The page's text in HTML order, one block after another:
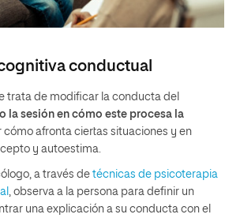
conductual
trata de modificar la conducta del
la sesión en cómo este procesa la
cómo afronta ciertas situaciones y en
y autoestima.
a través de técnicas de psicoterapia
, observa a la persona para definir un
una explicación a su conducta con el